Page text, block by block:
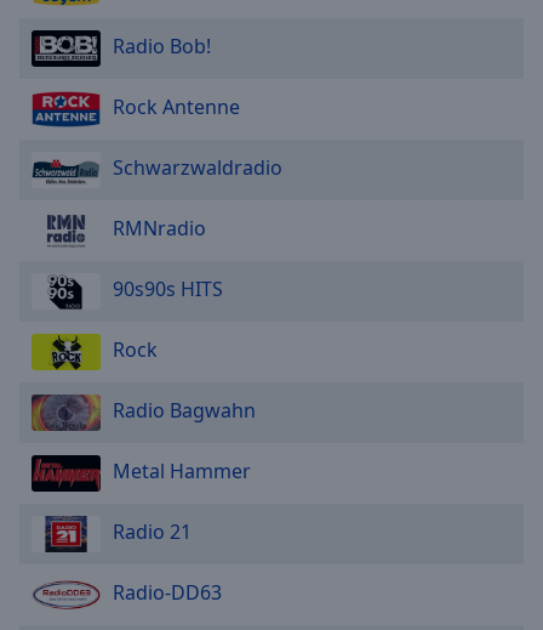
Radio Bob!
Rock Antenne
Schwarzwaldradio
RMNradio
90s90s HITS
Rock
Radio Bagwahn
Metal Hammer
Radio 21
Radio-DD63